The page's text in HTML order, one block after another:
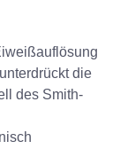
die
des Smith-